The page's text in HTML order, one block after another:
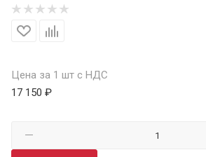
Цена за 1 шт с НДС
17 150 ₽